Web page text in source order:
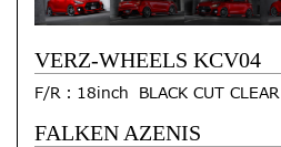
VERZ-WHEELS KCV04
F/R：18inch BLACK CUT CLEAR
FALKEN AZENIS